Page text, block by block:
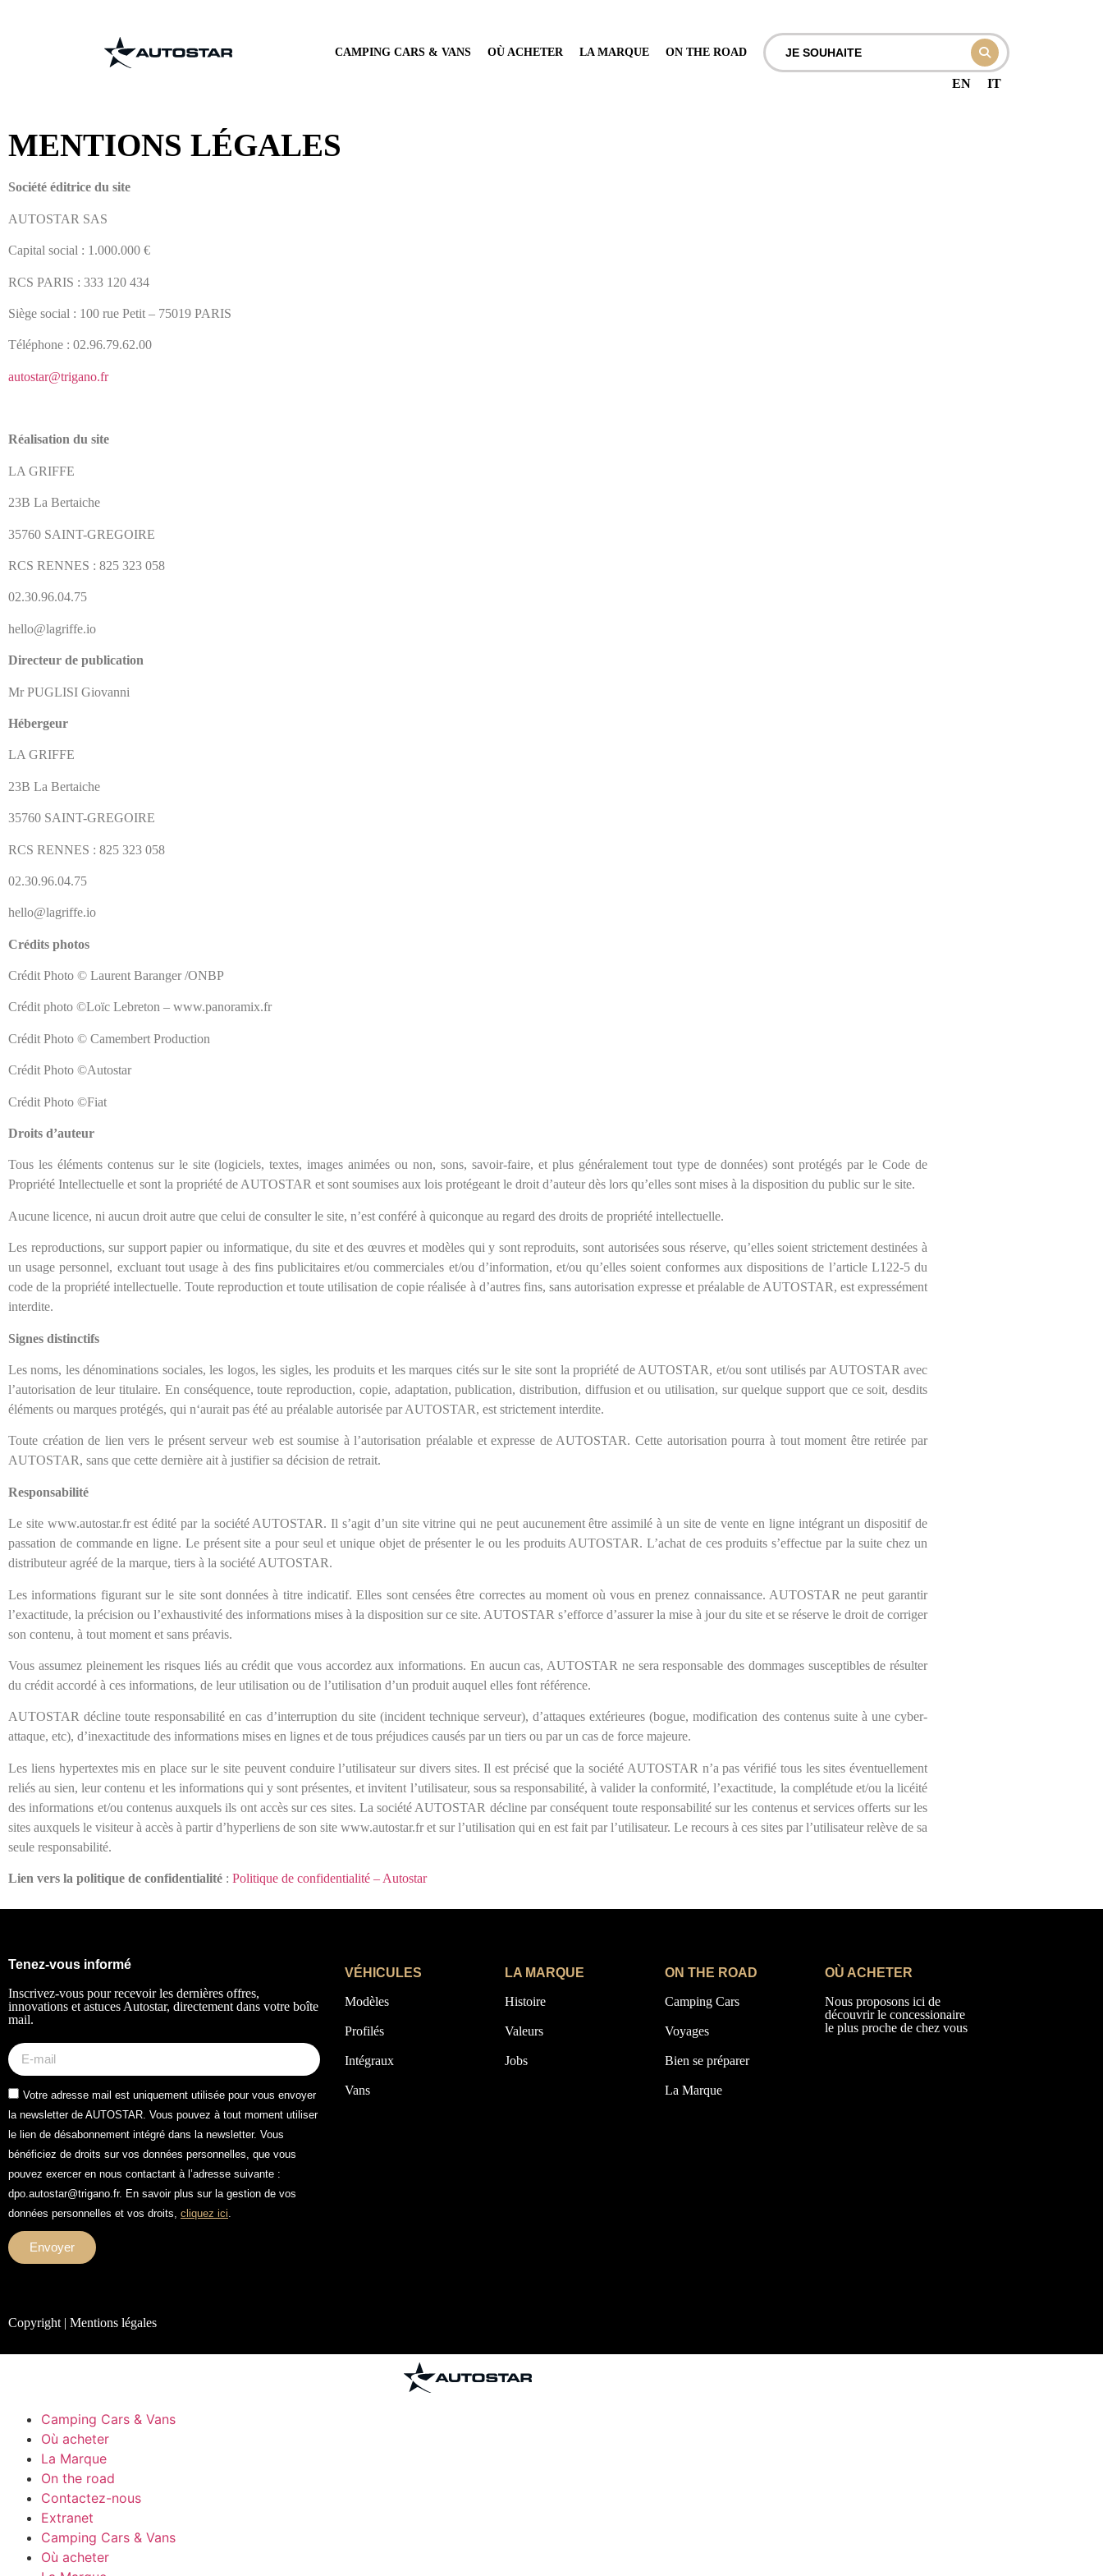
CAMPING CARS & VANS OÙ ACHETER LA MARQUE ON THE ROAD
EN IT
MENTIONS LÉGALES
Société éditrice du site
AUTOSTAR SAS
Capital social : 1.000.000 €
RCS PARIS : 333 120 434
Siège social : 100 rue Petit – 75019 PARIS
Téléphone : 02.96.79.62.00
autostar@trigano.fr
Réalisation du site
LA GRIFFE
23B La Bertaiche
35760 SAINT-GREGOIRE
RCS RENNES : 825 323 058
02.30.96.04.75
hello@lagriffe.io
Directeur de publication
Mr PUGLISI Giovanni
Hébergeur
LA GRIFFE
23B La Bertaiche
35760 SAINT-GREGOIRE
RCS RENNES : 825 323 058
02.30.96.04.75
hello@lagriffe.io
Crédits photos
Crédit Photo © Laurent Baranger /ONBP
Crédit photo ©Loïc Lebreton – www.panoramix.fr
Crédit Photo © Camembert Production
Crédit Photo ©Autostar
Crédit Photo ©Fiat
Droits d’auteur
Tous les éléments contenus sur le site (logiciels, textes, images animées ou non, sons, savoir-faire, et plus généralement tout type de données) sont protégés par le Code de
Propriété Intellectuelle et sont la propriété de AUTOSTAR et sont soumises aux lois protégeant le droit d’auteur dès lors qu’elles sont mises à la disposition du public sur le site.
Aucune licence, ni aucun droit autre que celui de consulter le site, n’est conféré à quiconque au regard des droits de propriété intellectuelle.
Les reproductions, sur support papier ou informatique, du site et des œuvres et modèles qui y sont reproduits, sont autorisées sous réserve, qu’elles soient strictement destinées à
un usage personnel, excluant tout usage à des fins publicitaires et/ou commerciales et/ou d’information, et/ou qu’elles soient conformes aux dispositions de l’article L122-5 du
code de la propriété intellectuelle. Toute reproduction et toute utilisation de copie réalisée à d’autres fins, sans autorisation expresse et préalable de AUTOSTAR, est expressément
interdite.
Signes distinctifs
Les noms, les dénominations sociales, les logos, les sigles, les produits et les marques cités sur le site sont la propriété de AUTOSTAR, et/ou sont utilisés par AUTOSTAR avec
l’autorisation de leur titulaire. En conséquence, toute reproduction, copie, adaptation, publication, distribution, diffusion et ou utilisation, sur quelque support que ce soit, desdits
éléments ou marques protégés, qui n‘aurait pas été au préalable autorisée par AUTOSTAR, est strictement interdite.
Toute création de lien vers le présent serveur web est soumise à l’autorisation préalable et expresse de AUTOSTAR. Cette autorisation pourra à tout moment être retirée par
AUTOSTAR, sans que cette dernière ait à justifier sa décision de retrait.
Responsabilité
Le site www.autostar.fr est édité par la société AUTOSTAR. Il s’agit d’un site vitrine qui ne peut aucunement être assimilé à un site de vente en ligne intégrant un dispositif de
passation de commande en ligne. Le présent site a pour seul et unique objet de présenter le ou les produits AUTOSTAR. L’achat de ces produits s’effectue par la suite chez un
distributeur agréé de la marque, tiers à la société AUTOSTAR.
Les informations figurant sur le site sont données à titre indicatif. Elles sont censées être correctes au moment où vous en prenez connaissance. AUTOSTAR ne peut garantir
l’exactitude, la précision ou l’exhaustivité des informations mises à la disposition sur ce site. AUTOSTAR s’efforce d’assurer la mise à jour du site et se réserve le droit de corriger
son contenu, à tout moment et sans préavis.
Vous assumez pleinement les risques liés au crédit que vous accordez aux informations. En aucun cas, AUTOSTAR ne sera responsable des dommages susceptibles de résulter
du crédit accordé à ces informations, de leur utilisation ou de l’utilisation d’un produit auquel elles font référence.
AUTOSTAR décline toute responsabilité en cas d’interruption du site (incident technique serveur), d’attaques extérieures (bogue, modification des contenus suite à une cyber-
attaque, etc), d’inexactitude des informations mises en lignes et de tous préjudices causés par un tiers ou par un cas de force majeure.
Les liens hypertextes mis en place sur le site peuvent conduire l’utilisateur sur divers sites. Il est précisé que la société AUTOSTAR n’a pas vérifié tous les sites éventuellement
reliés au sien, leur contenu et les informations qui y sont présentes, et invitent l’utilisateur, sous sa responsabilité, à valider la conformité, l’exactitude, la complétude et/ou la licéité
des informations et/ou contenus auxquels ils ont accès sur ces sites. La société AUTOSTAR décline par conséquent toute responsabilité sur les contenus et services offerts sur les
sites auxquels le visiteur à accès à partir d’hyperliens de son site www.autostar.fr et sur l’utilisation qui en est fait par l’utilisateur. Le recours à ces sites par l’utilisateur relève de sa
seule responsabilité.
Lien vers la politique de confidentialité : Politique de confidentialité – Autostar
Tenez-vous informé
Inscrivez-vous pour recevoir les dernières offres,
innovations et astuces Autostar, directement dans votre boîte
mail.
Votre adresse mail est uniquement utilisée pour vous envoyer
la newsletter de AUTOSTAR. Vous pouvez à tout moment utiliser
le lien de désabonnement intégré dans la newsletter. Vous
bénéficiez de droits sur vos données personnelles, que vous
pouvez exercer en nous contactant à l’adresse suivante :
dpo.autostar@trigano.fr. En savoir plus sur la gestion de vos
données personnelles et vos droits, cliquez ici
Envoyer
VÉHICULES
Modèles
Profilés
Intégraux
Vans
LA MARQUE
Histoire
Valeurs
Jobs
ON THE ROAD
Camping Cars
Voyages
Bien se préparer
La Marque
OÙ ACHETER
Nous proposons ici de
découvrir le concessionaire
le plus proche de chez vous
Copyright | Mentions légales
Camping Cars & Vans
Où acheter
La Marque
On the road
Contactez-nous
Extranet
Camping Cars & Vans
Où acheter